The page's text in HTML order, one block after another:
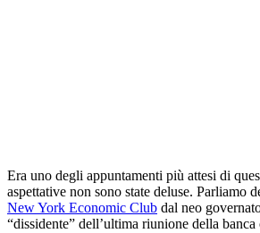
Era uno degli appuntamenti più attesi di
aspettative non sono state deluse. Parliamo
New York Economic Club dal neo
“dissidente” dell’ultima riunione della banca